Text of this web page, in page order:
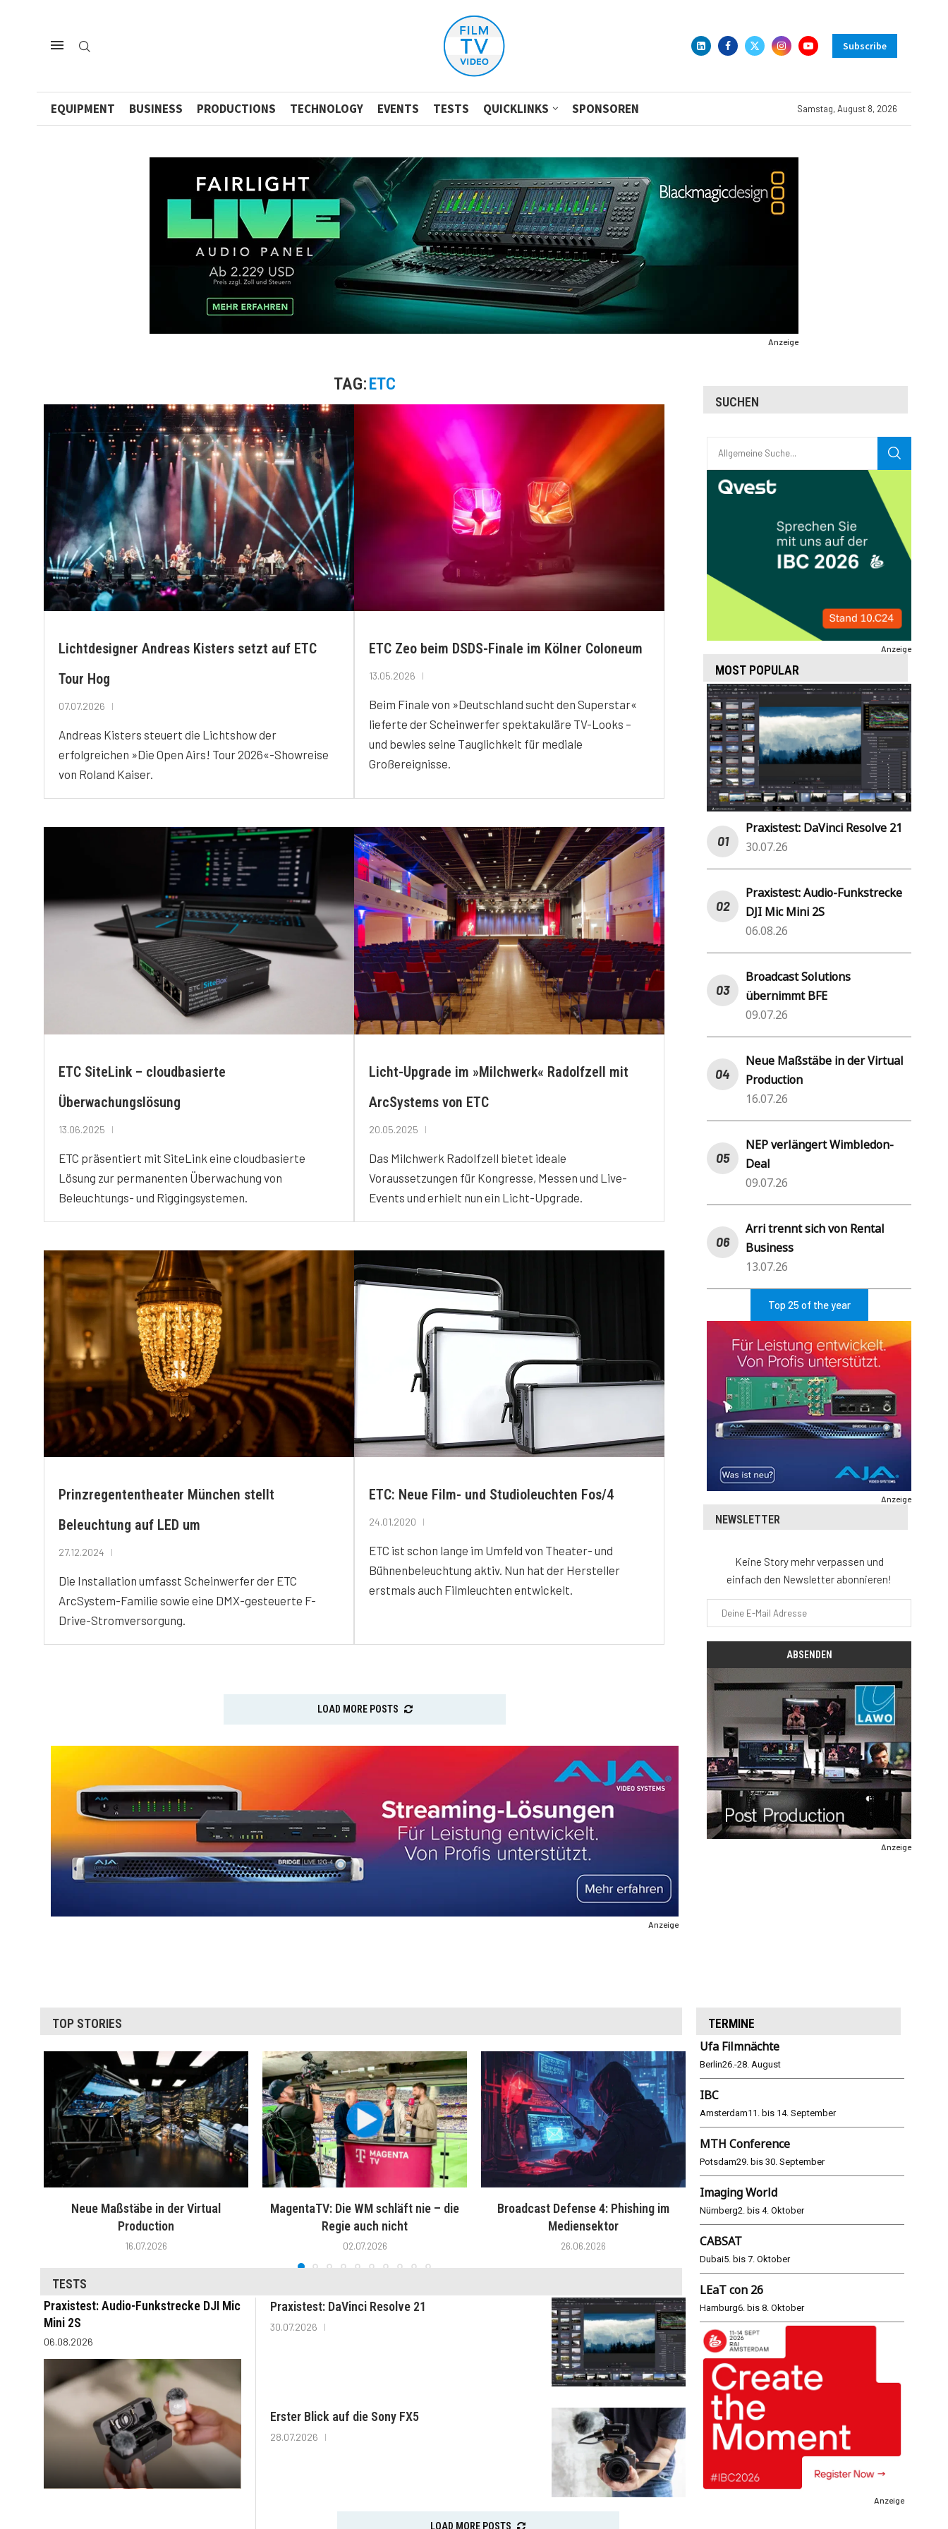
Subscribe
EQUIPMENT BUSINESS PRODUCTIONS TECHNOLOGY EVENTS TESTS QUICKLINKS SPONSOREN Samstag, August 8, 2026
Anzeige
TAG:ETC
Lichtdesigner Andreas Kisters setzt auf ETC
Tour Hog
07.07.2026
Andreas Kisters steuert die Lichtshow der
erfolgreichen »Die Open Airs! Tour 2026«-Showreise
von Roland Kaiser.
ETC Zeo beim DSDS-Finale im Kölner Coloneum
13.05.2026
Beim Finale von »Deutschland sucht den Superstar«
lieferte der Scheinwerfer spektakuläre TV-Looks –
und bewies seine Tauglichkeit für mediale
Großereignisse.
ETC SiteLink – cloudbasierte
Überwachungslösung
13.06.2025
ETC präsentiert mit SiteLink eine cloudbasierte
Lösung zur permanenten Überwachung von
Beleuchtungs- und Riggingsystemen.
Licht-Upgrade im »Milchwerk« Radolfzell mit
ArcSystems von ETC
20.05.2025
Das Milchwerk Radolfzell bietet ideale
Voraussetzungen für Kongresse, Messen und Live-
Events und erhielt nun ein Licht-Upgrade.
Prinzregententheater München stellt
Beleuchtung auf LED um
27.12.2024
Die Installation umfasst Scheinwerfer der ETC
ArcSystem-Familie sowie eine DMX-gesteuerte F-
Drive-Stromversorgung.
ETC: Neue Film- und Studioleuchten Fos/4
24.01.2020
ETC ist schon lange im Umfeld von Theater- und
Bühnenbeleuchtung aktiv. Nun hat der Hersteller
erstmals auch Filmleuchten entwickelt.
LOAD MORE POSTS
Anzeige
SUCHEN
Anzeige
MOST POPULAR
Praxistest: DaVinci Resolve 21
30.07.26
Praxistest: Audio-Funkstrecke
DJI Mic Mini 2S
06.08.26
Broadcast Solutions
übernimmt BFE
09.07.26
Neue Maßstäbe in der Virtual
Production
16.07.26
NEP verlängert Wimbledon-
Deal
09.07.26
Arri trennt sich von Rental
Business
13.07.26
Top 25 of the year
Anzeige
NEWSLETTER
Keine Story mehr verpassen und
einfach den Newsletter abonnieren!
Anzeige
TOP STORIES
Neue Maßstäbe in der Virtual
Production
16.07.2026
MagentaTV: Die WM schläft nie – die
Regie auch nicht
02.07.2026
Broadcast Defense 4: Phishing im
Mediensektor
26.06.2026
WM 2026: ARD und ZDF im Remote-
Modus
TESTS
Praxistest: Audio-Funkstrecke DJI Mic
Mini 2S
06.08.2026
Praxistest: DaVinci Resolve 21
30.07.2026
Erster Blick auf die Sony FX5
28.07.2026
LOAD MORE POSTS
TERMINE
Ufa Filmnächte
Berlin26.-28. August
IBC
Amsterdam11. bis 14. September
MTH Conference
Potsdam29. bis 30. September
Imaging World
Nürnberg2. bis 4. Oktober
CABSAT
Dubai5. bis 7. Oktober
LEaT con 26
Hamburg6. bis 8. Oktober
Anzeige